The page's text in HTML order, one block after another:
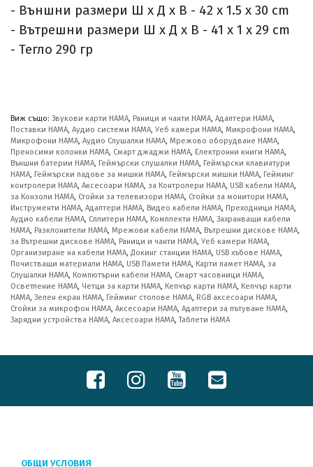
- Външни размери Ш x Д x В - 42 x 1.5 x 30 cm
- Вътрешни размери Ш x Д x В - 41 x 1 x 29 cm
- Тегло 290 гр
Виж също: Звукови карти HAMA, Раници и чанти HAMA, Адаптери HAMA,
Поставки HAMA, Аудио системи HAMA, Уеб камери HAMA, Микрофони HAMA,
Микрофони HAMA, Аудио Слушалки HAMA, Мрежово оборудване HAMA,
Преносими колонки HAMA, Смарт джаджи HAMA, Електронни книги HAMA,
Външни батерии HAMA, Геймърски слушалки HAMA, Геймърски клавиатури
HAMA, Геймърски падове за мишки HAMA, Геймърски мишки HAMA, Гейминг
контролери HAMA, Аксесоари HAMA, за Контролери HAMA, USB кабели HAMA,
за Конзоли HAMA, Стойки за телевизори HAMA, Стойки за монитори HAMA,
Инструменти HAMA, Адаптери HAMA, Видео кабели HAMA, Преходници HAMA,
Аудио кабели HAMA, Сплитери HAMA, Комплекти HAMA, Захранващи кабели
HAMA, Разклонители HAMA, Мрежови кабели HAMA, Вътрешни дискове HAMA,
за Вътрешни дискове HAMA, Раници и чанти HAMA, Уеб камери HAMA,
Организиране на кабели HAMA, Докинг станции HAMA, USB хъбове HAMA,
Почистващи материали HAMA, USB Памети HAMA, Карти памет HAMA, за
Слушалки HAMA, Компютърни кабели HAMA, Смарт часовници HAMA,
Осветление HAMA, Четци за карти HAMA, Кепчър карти HAMA, Кепчър карти
HAMA, Зелен екран HAMA, Гейминг столове HAMA, RGB аксесоари HAMA,
Стойки за микрофон HAMA, Аксесоари HAMA, Адаптери за пътуване HAMA,
Зарядни устройства HAMA, Аксесоари HAMA,Таблети HAMA
ОБЩИ УСЛОВИЯ